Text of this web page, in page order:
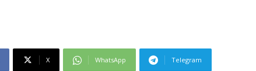
X WhatsApp Telegram